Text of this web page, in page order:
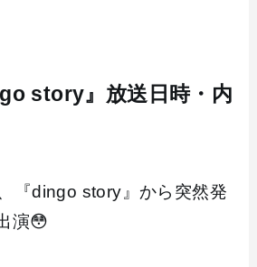
story』放送日時・内
『dingo story』から突然発
演😳